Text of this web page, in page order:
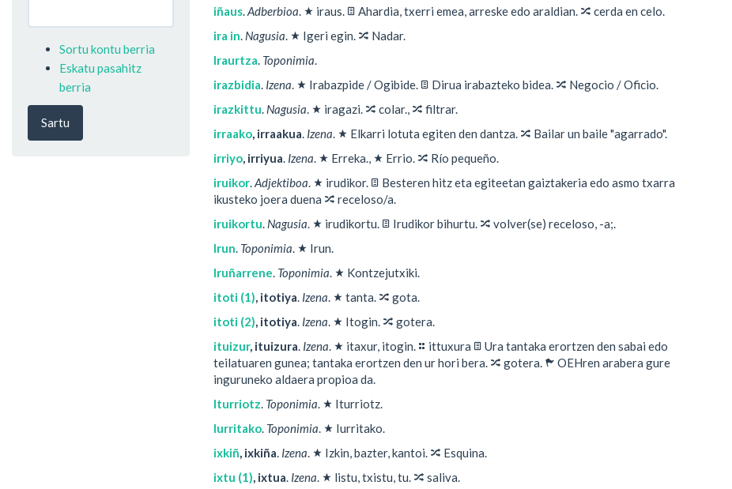
Sortu kontu berria
Eskatu pasahitz
berria
Sartu
iñaus Adberbioa ★ iraus. 📄 Ahardia, txerri emea, arreske edo araldian. 🔀 cerda en celo.
ira in Nagusia ★ Igeri egin. 🔀 Nadar.
Iraurtza Toponimia
irazbidia Izena ★ Irabazpide / Ogibide. 📄 Dirua irabazteko bidea. 🔀 Negocio / Oficio.
irazkittu Nagusia ★ iragazi. 🔀 colar., 🔀 filtrar.
irraako irraakua Izena ★ Elkarri lotuta egiten den dantza. 🔀 Bailar un baile "agarrado".
irriyo irriyua Izena ★ Erreka., ★ Errio. 🔀 Río pequeño.
iruikor Adjektiboa ★ irudikor. 📄 Besteren hitz eta egiteetan gaiztakeria edo asmo txarra
ikusteko joera duena 🔀 receloso/a.
iruikortu Nagusia ★ irudikortu. 📄 Irudikor bihurtu. 🔀 volver(se) receloso, -a;.
Irun Toponimia ★ Irun.
Iruñarrene Toponimia ★ Kontzejutxiki.
itoti (1) itotiya Izena ★ tanta. 🔀 gota.
itoti (2) itotiya Izena ★ Itogin. 🔀 gotera.
ituizur, ituizura Izena ★ itaxur, itogin. ⚏ ittuxura 📄 Ura tantaka erortzen den sabai edo
teilatuaren gunea; tantaka erortzen den ur hori bera. 🔀 gotera. ⚑ OEHren arabera gure
inguruneko aldaera propioa da.
Iturriotz Toponimia ★ Iturriotz.
Iurritako Toponimia ★ Iurritako.
ixkiñ ixkiña Izena ★ Izkin, bazter, kantoi. 🔀 Esquina.
ixtu (1) ixtua Izena ★ listu, txistu, tu. 🔀 saliva.